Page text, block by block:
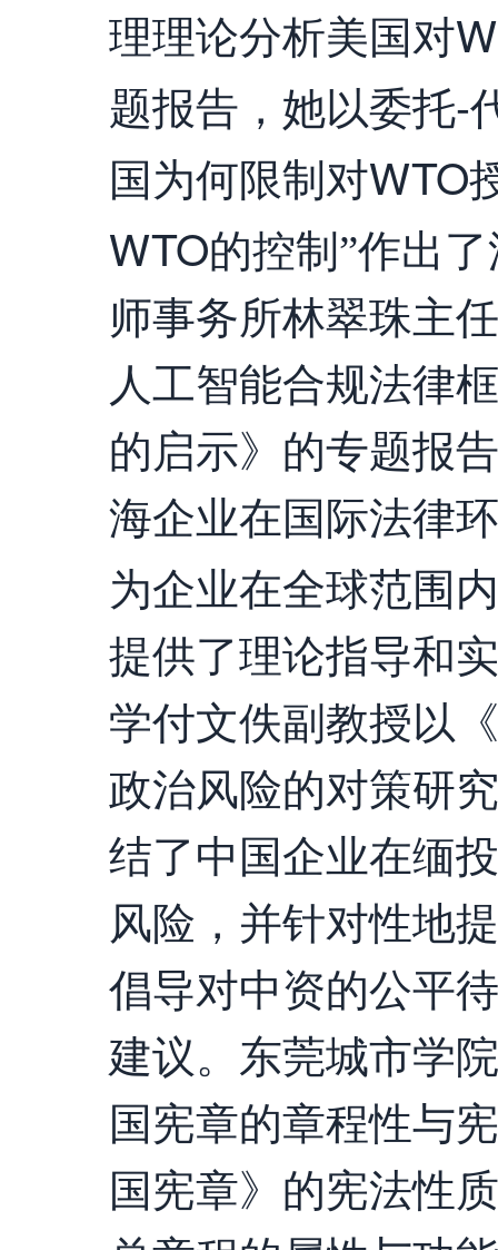
理理论分析美国对
题报告，她以委托-
国为何限制对WTO
WTO的控制”作出
师事务所林翠珠主
人工智能合规法律
的启示》的专题报
海企业在国际法律
为企业在全球范围
提供了理论指导和
学付文佚副教授以
政治风险的对策研
结了中国企业在缅
风险，并针对性地
倡导对中资的公平
建议。东莞城市学
国宪章的章程性与
国宪章》的宪法性